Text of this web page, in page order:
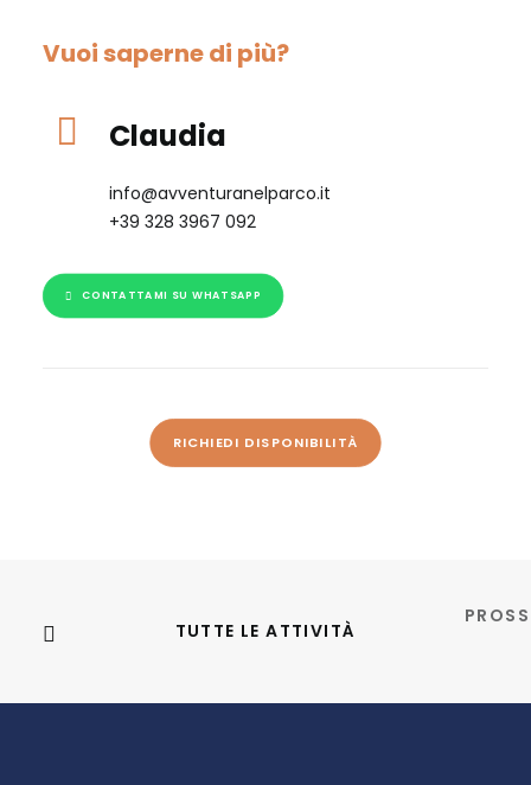
Vuoi saperne di più?
Claudia
info@avventuranelparco.it
+39 328 3967 092
CONTATTAMI SU WHATSAPP
RICHIEDI DISPONIBILITÀ
TUTTE LE ATTIVITÀ